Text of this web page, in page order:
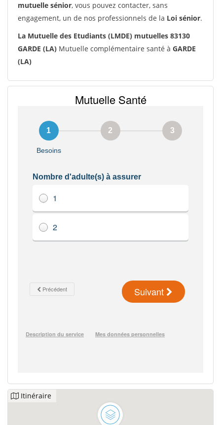
mutuelle sénior, vous pouvez contacter, sans
engagement, un de nos professionnels de la Loi sénior.
La Mutuelle des Etudiants (LMDE) mutuelles 83130
GARDE (LA) Mutuelle complémentaire santé à GARDE
(LA)
Itinéraire